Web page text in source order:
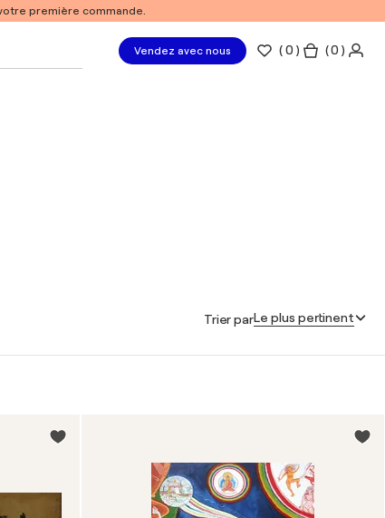
première commande.
Vendez avec nous (0 ) ( 0 )
Trier parLe plus pertinent